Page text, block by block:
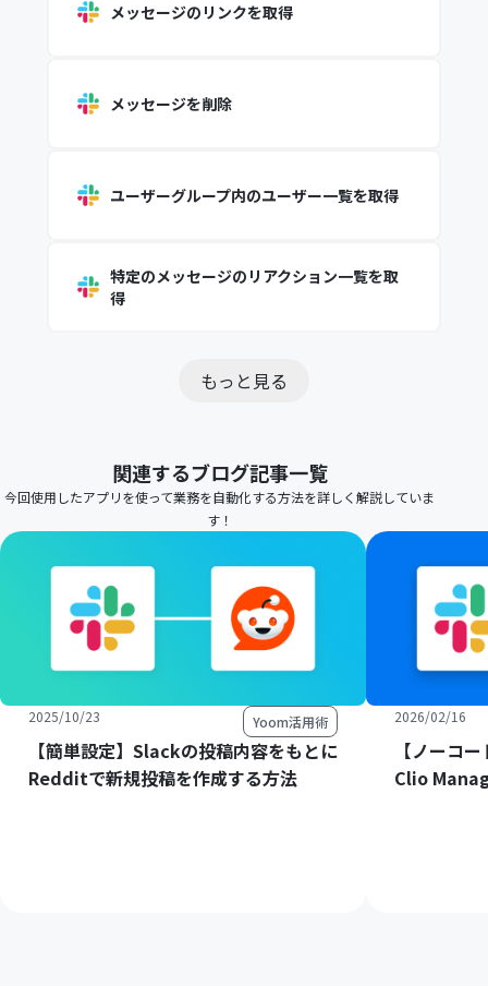
メッセージのリンクを取得
メッセージを削除
ユーザーグループ内のユーザー一覧を取得
特定のメッセージのリアクション一覧を取
得
もっと見る
関連するブログ記事一覧
今回使用したアプリを使って業務を自動化する方法を詳しく解説していま
す！
2025/10/23 Yoom活用術
【簡単設定】Slackの投稿内容をもとに
Redditで新規投稿を作成する方法
2026/02/16
【ノーコ
Clio